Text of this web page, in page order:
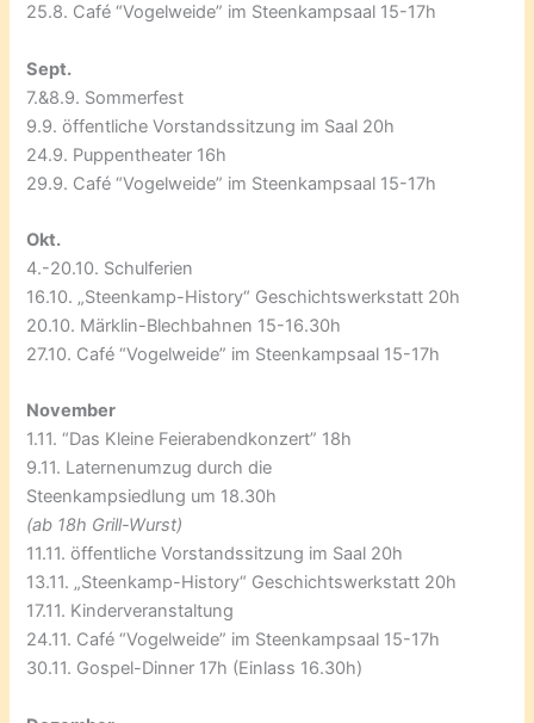
25.8. Café “Vogelweide” im Steenkampsaal 15-17h
Sept.
7.&8.9. Sommerfest
9.9. öffentliche Vorstandssitzung im Saal 20h
24.9. Puppentheater 16h
29.9. Café “Vogelweide” im Steenkampsaal 15-17h
Okt.
4.-20.10. Schulferien
16.10. „Steenkamp-History“ Geschichtswerkstatt 20h
20.10. Märklin-Blechbahnen 15-16.30h
27.10. Café “Vogelweide” im Steenkampsaal 15-17h
November
1.11. “Das Kleine Feierabendkonzert” 18h
9.11. Laternenumzug durch die
Steenkampsiedlung um 18.30h
(ab 18h Grill-Wurst)
11.11. öffentliche Vorstandssitzung im Saal 20h
13.11. „Steenkamp-History“ Geschichtswerkstatt 20h
17.11. Kinderveranstaltung
24.11. Café “Vogelweide” im Steenkampsaal 15-17h
30.11. Gospel-Dinner 17h (Einlass 16.30h)